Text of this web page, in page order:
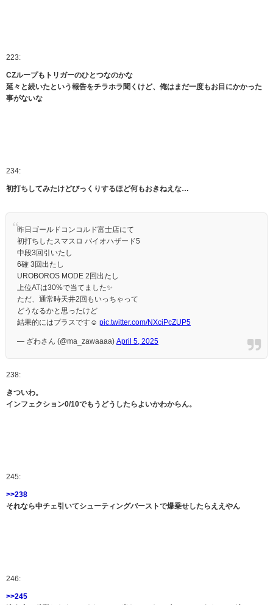
223:
CZループもトリガーのひとつなのかな
延々と続いたという報告をチラホラ聞くけど、俺はまだ一度もお目にかかった
事がないな
234:
初打ちしてみたけどびっくりするほど何もおきねえな…
昨日ゴールドコンコルド富士店にて
初打ちしたスマスロ バイオハザード5
中段3回引いたし
6確 3回出たし
UROBOROS MODE 2回出たし
上位ATは30%で当てました✨️
ただ、通常時天井2回もいっちゃって
どうなるかと思ったけど
結果的にはプラスです☺️ pic.twitter.com/NXciPcZUP5
— ざわさん (@ma_zawaaaa) April 5, 2025
238:
きついわ。
インフェクション0/10でもうどうしたらよいかわからん。
245:
>>238
それなら中チェ引いてシューティングバーストで爆乗せしたらええやん
246:
>>245